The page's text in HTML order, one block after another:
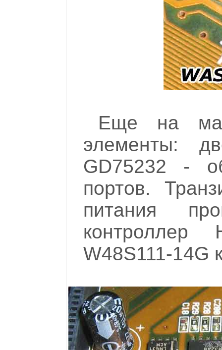
Еще на
элементы:
GD75232 -
портов.
питания
контроллер
W48S111-14G